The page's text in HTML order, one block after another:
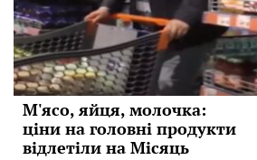
М'ясо, яйця, молочка:
ціни на головні продукти
відлетіли на Місяць